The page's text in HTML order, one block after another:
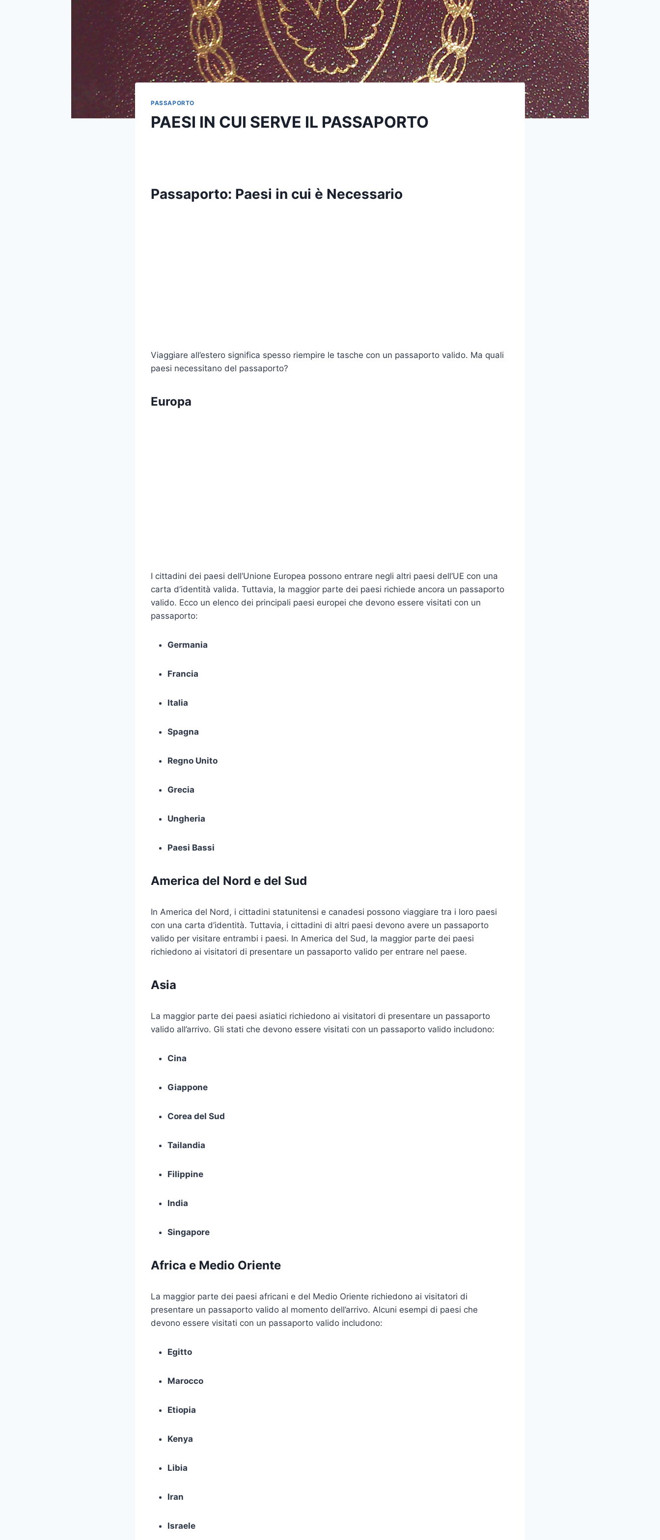
PASSAPORTO
PAESI IN CUI SERVE IL PASSAPORTO
Passaporto: Paesi in cui è Necessario
Viaggiare all’estero significa spesso riempire le tasche con un passaporto valido. Ma quali
paesi necessitano del passaporto?
Europa
I cittadini dei paesi dell’Unione Europea possono entrare negli altri paesi dell’UE con una
carta d’identità valida. Tuttavia, la maggior parte dei paesi richiede ancora un passaporto
valido. Ecco un elenco dei principali paesi europei che devono essere visitati con un
passaporto:
Germania
Francia
Italia
Spagna
Regno Unito
Grecia
Ungheria
Paesi Bassi
America del Nord e del Sud
In America del Nord, i cittadini statunitensi e canadesi possono viaggiare tra i loro paesi
con una carta d’identità. Tuttavia, i cittadini di altri paesi devono avere un passaporto
valido per visitare entrambi i paesi. In America del Sud, la maggior parte dei paesi
richiedono ai visitatori di presentare un passaporto valido per entrare nel paese.
Asia
La maggior parte dei paesi asiatici richiedono ai visitatori di presentare un passaporto
valido all’arrivo. Gli stati che devono essere visitati con un passaporto valido includono:
Cina
Giappone
Corea del Sud
Tailandia
Filippine
India
Singapore
Africa e Medio Oriente
La maggior parte dei paesi africani e del Medio Oriente richiedono ai visitatori di
presentare un passaporto valido al momento dell’arrivo. Alcuni esempi di paesi che
devono essere visitati con un passaporto valido includono:
Egitto
Marocco
Etiopia
Kenya
Libia
Iran
Israele